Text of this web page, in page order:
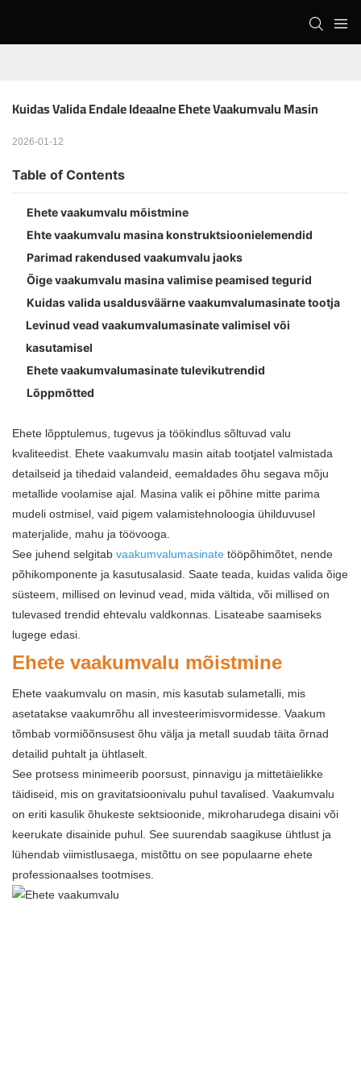
Kuidas Valida Endale Ideaalne Ehete Vaakumvalu Masin
2026-01-12
Table of Contents
Ehete vaakumvalu mõistmine
Ehte vaakumvalu masina konstruktsioonielemendid
Parimad rakendused vaakumvalu jaoks
Õige vaakumvalu masina valimise peamised tegurid
Kuidas valida usaldusväärne vaakumvalumasinate tootja
Levinud vead vaakumvalumasinate valimisel või
kasutamisel
Ehete vaakumvalumasinate tulevikutrendid
Lõppmõtted
Ehete lõpptulemus, tugevus ja töökindlus sõltuvad valu
kvaliteedist. Ehete vaakumvalu masin aitab tootjatel valmistada
detailseid ja tihedaid valandeid, eemaldades õhu segava mõju
metallide voolamise ajal. Masina valik ei põhine mitte parima
mudeli ostmisel, vaid pigem valamistehnoloogia ühilduvusel
materjalide, mahu ja töövooga.
See juhend selgitab vaakumvalumasinate tööpõhimõtet, nende
põhikomponente ja kasutusalasid. Saate teada, kuidas valida õige
süsteem, millised on levinud vead, mida vältida, või millised on
tulevased trendid ehtevalu valdkonnas. Lisateabe saamiseks
lugege edasi.
Ehete vaakumvalu mõistmine
Ehete vaakumvalu on masin, mis kasutab sulametalli, mis
asetatakse vaakumrõhu all investeerimisvormidesse. Vaakum
tõmbab vormiõõnsusest õhu välja ja metall suudab täita õrnad
detailid puhtalt ja ühtlaselt.
See protsess minimeerib poorsust, pinnavigu ja mittetäielikke
täidiseid, mis on gravitatsioonivalu puhul tavalised. Vaakumvalu
on eriti kasulik õhukeste sektsioonide, mikroharudega disaini või
keerukate disainide puhul. See suurendab saagikuse ühtlust ja
lühendab viimistlusaega, mistõttu on see populaarne ehete
professionaalses tootmises.